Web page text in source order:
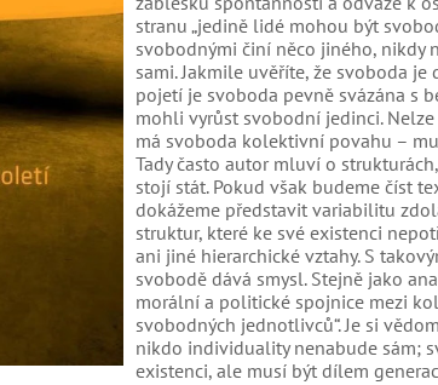
stranu „jedině lidé mohou být
svobodnými činí něco jiného, nikdy
sami. Jakmile uvěříte, že svoboda je
pojetí je svoboda pevně svázána s
mohli vyrůst svobodní jedinci.
má svoboda kolektivní povahu –
Tady často autor mluví o
stojí stát. Pokud však budeme číst
dokážeme představit variabilitu
struktur, které ke své existenci
ani jiné hierarchické vztahy. S
svobodě dává smysl. Stejně jako
morální a politické spojnice mezi
svobodných jednotlivců“. Je si
nikdo individuality nenabude sám;
existenci, ale musí být dílem